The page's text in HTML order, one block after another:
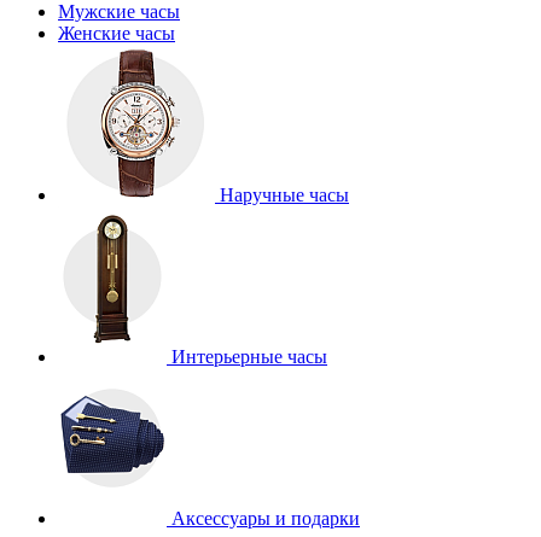
Мужские часы
Женские часы
Наручные часы
Интерьерные часы
Аксессуары и подарки